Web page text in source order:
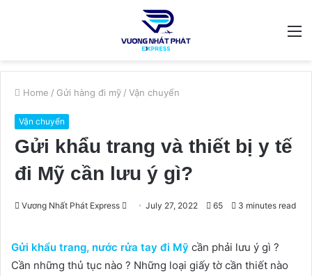
Home / Gửi hàng đi mỹ / Vận chuyển
Vận chuyển
Gửi khẩu trang và thiết bị y tế
đi Mỹ cần lưu ý gì?
Vương Nhất Phát Express
SendJuly 27, 2022 65 3 minutes read
Gửi khẩu trang, nước rửa tay đi Mỹ cần phải lưu ý gì ?
Cần những thủ tục nào ? Những loại giấy tờ cần thiết nào